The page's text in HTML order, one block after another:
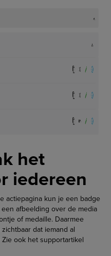
het
iedereen
actiepagina kun je een badge
afbeelding over de media
of medaille. Daarmee
dat iemand al
ook het supportartikel